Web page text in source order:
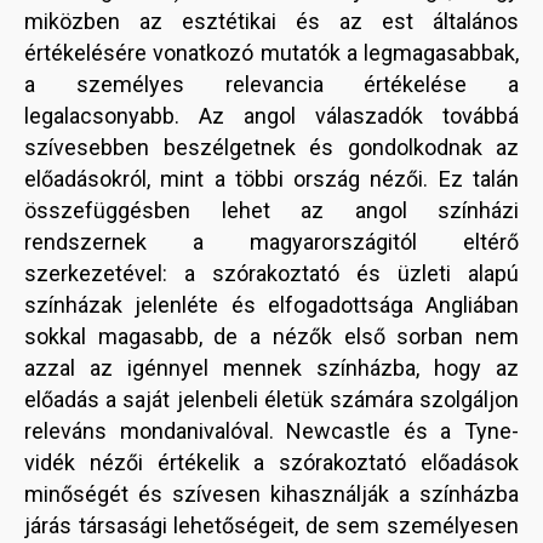
miközben az esztétikai és az est általános
értékelésére vonatkozó mutatók a legmagasabbak,
a személyes relevancia értékelése a
legalacsonyabb. Az angol válaszadók továbbá
szívesebben beszélgetnek és gondolkodnak az
előadásokról, mint a többi ország nézői. Ez talán
összefüggésben lehet az angol színházi
rendszernek a magyarországitól eltérő
szerkezetével: a szórakoztató és üzleti alapú
színházak jelenléte és elfogadottsága Angliában
sokkal magasabb, de a nézők első sorban nem
azzal az igénnyel mennek színházba, hogy az
előadás a saját jelenbeli életük számára szolgáljon
releváns mondanivalóval. Newcastle és a Tyne-
vidék nézői értékelik a szórakoztató előadások
minőségét és szívesen kihasználják a színházba
járás társasági lehetőségeit, de sem személyesen